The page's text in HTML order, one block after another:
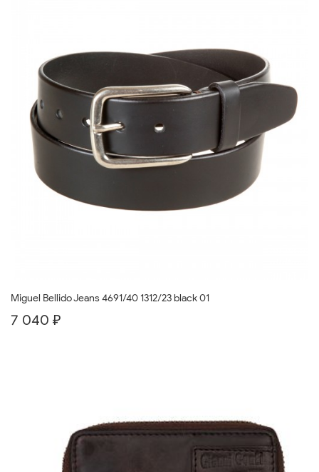
Miguel Bellido Jeans 4691/40 1312/23 black 01
7 040 ₽